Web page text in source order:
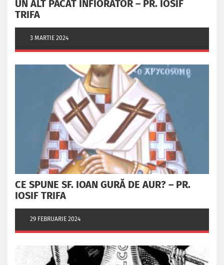
UN ALT PĂCAT ÎNFIORĂTOR – PR. IOSIF
TRIFA
3 MARTIE 2024
CE SPUNE SF. IOAN GURĂ DE AUR? – PR.
IOSIF TRIFA
29 FEBRUARIE 2024